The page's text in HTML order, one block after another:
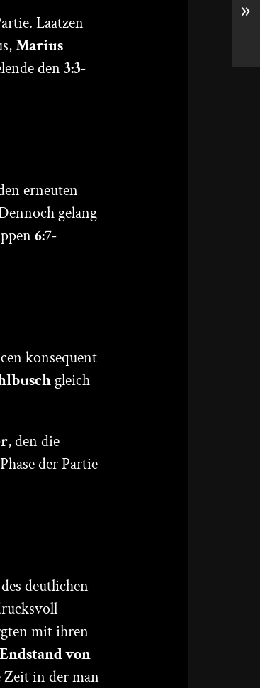
Laatzen
Marius
den 3:3-
erneuten
gelang
6:7-
konsequent
gleich
, den die
der Partie
deutlichen
mit ihren
Endstand von
Zeit in der man
»